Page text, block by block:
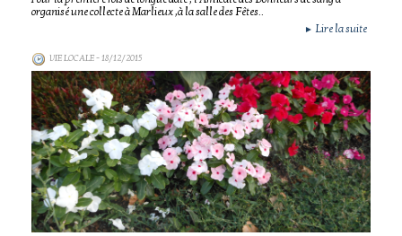
organisé une collecte à Marlieux ,à la salle des Fêtes..
► Lire la suite
VIE LOCALE- 18/12/2015